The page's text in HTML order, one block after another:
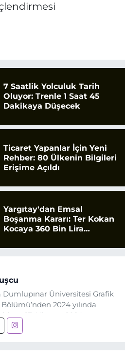
7 Saatlik Yolculuk Tarih
Oluyor: Trenle 1 Saat 45
Dakikaya Düşecek
Ticaret Yapanlar İçin Yeni
Rehber: 80 Ülkenin Bilgileri
Erişime Açıldı
Yargıtay'dan Emsal
Boşanma Kararı: Ter Kokan
Kocaya 360 Bin Lira
Dumlupınar Üniversitesi Grafik
Bölümü’nden 2024 yılında
17 Ağustos 2024
Grafik Tasarım alanında staj